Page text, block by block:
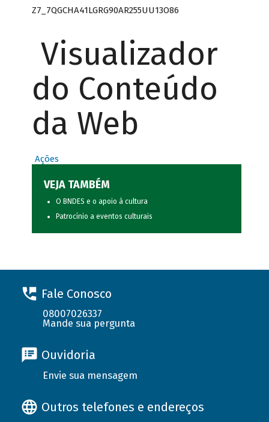
Z7_7QGCHA41LGRG90AR255UU13O86
Visualizador
do Conteúdo
da Web
Ações
VEJA TAMBÉM
O BNDES e o apoio à cultura
Patrocínio a eventos culturais
Fale Conosco
08007026337
Mande sua pergunta
Ouvidoria
Envie sua mensagem
Outros telefones e endereços